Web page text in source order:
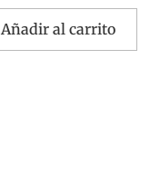
Añadir al carrito